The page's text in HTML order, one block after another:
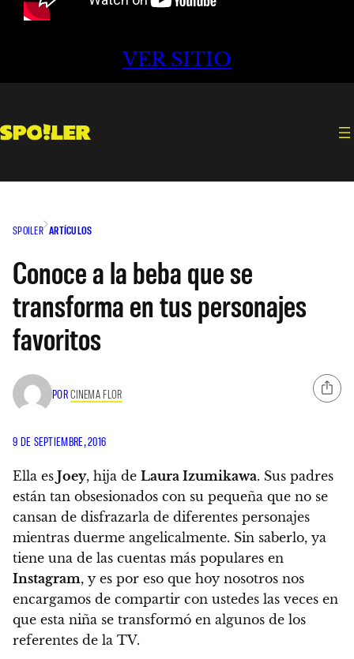
VER SITIO
SPOILER ARTÍCULOS
Conoce a la beba que se
transforma en tus personajes
favoritos
PORCINEMA FLOR
9 DE SEPTIEMBRE, 2016
Ella es Joey, hija de Laura Izumikawa. Sus padres
están tan obsesionados con su pequeña que no se
cansan de disfrazarla de diferentes personajes
mientras duerme angelicalmente. Sin saberlo, ya
tiene una de las cuentas más populares en
Instagram, y es por eso que hoy nosotros nos
encargamos de compartir con ustedes las veces en
que esta niña se transformó en algunos de los
referentes de la TV.